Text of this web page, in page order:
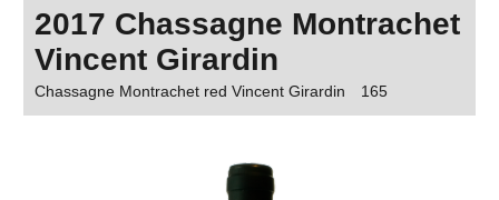
2017 Chassagne Montrachet
Vincent Girardin
Chassagne Montrachet red Vincent Girardin 165